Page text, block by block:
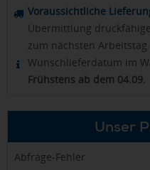
Voraussichtliche
Übermittlung
zum nächsten
Wunschlieferdatum im
Frühstens ab dem 04.09.
Unser
Abfrage-Fehler